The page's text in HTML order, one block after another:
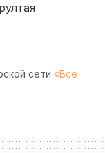
сети «Все